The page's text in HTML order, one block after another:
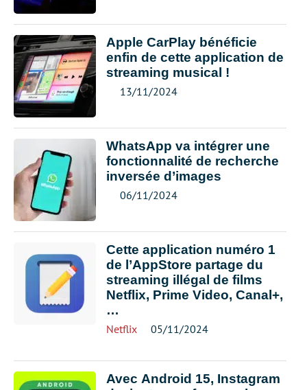
Apple CarPlay bénéficie
enfin de cette application de
streaming musical !
13/11/2024
WhatsApp va intégrer une
fonctionnalité de recherche
inversée d’images
06/11/2024
Cette application numéro 1
de l’AppStore partage du
streaming illégal de films
Netflix, Prime Video, Canal+,
…
Netflix 05/11/2024
Avec Android 15, Instagram